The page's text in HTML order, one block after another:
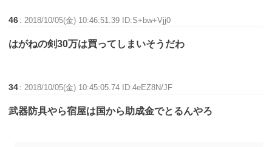
46 : 2018/10/05(金) 10:46:51.39 ID:S+bw+Vjj0
はがねの剣30万は買ってしまいそうだわ
34 : 2018/10/05(金) 10:45:05.74 ID:4eEZ8N/JF
武器防具やら宿屋は国から助成金でとるんやろ